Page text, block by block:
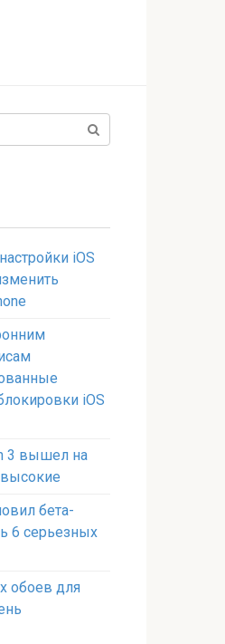
iOS
iOS
3 вышел на
бета-
6 серьезных
обоев для